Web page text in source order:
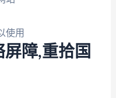
使用
障,重拾国